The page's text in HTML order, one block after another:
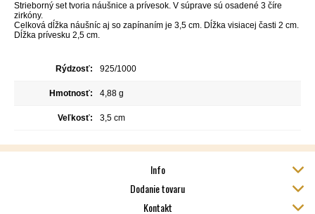
Strieborný set tvoria náušnice a prívesok. V súprave sú osadené 3 číre
zirkóny.
Celková dĺžka náušníc aj so zapínaním je 3,5 cm. Dĺžka visiacej časti 2 cm.
Dĺžka prívesku 2,5 cm.
Rýdzosť: 925/1000
Hmotnosť: 4,88 g
Veľkosť: 3,5 cm
Info
Dodanie tovaru
Kontakt